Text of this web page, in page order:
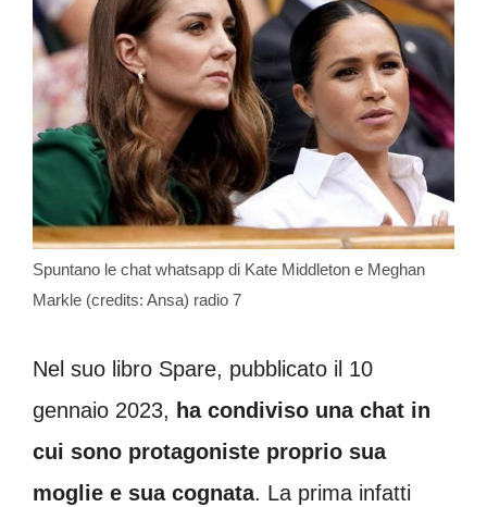
Spuntano le chat whatsapp di Kate Middleton e Meghan
Markle (credits: Ansa) radio 7
Nel suo libro Spare, pubblicato il 10
gennaio 2023, ha condiviso una chat in
cui sono protagoniste proprio sua
moglie e sua cognata. La prima infatti